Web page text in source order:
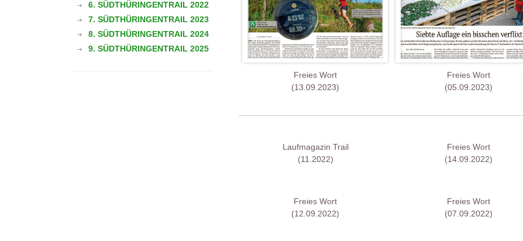
6. SÜDTHÜRINGENTRAIL 2022
7. SÜDTHÜRINGENTRAIL 2023
8. SÜDTHÜRINGENTRAIL 2024
9. SÜDTHÜRINGENTRAIL 2025
Freies Wort
(13.09.2023)
Freies Wort
(05.09.2023)
Laufmagazin Trail
(11.2022)
Freies Wort
(14.09.2022)
Freies Wort
(12.09.2022)
Freies Wort
(07.09.2022)